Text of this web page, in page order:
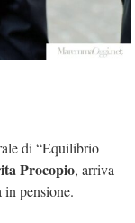
di “Equilibrio
Procopio, arriva
in pensione.